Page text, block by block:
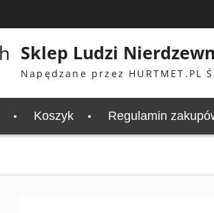
Sklep Ludzi
Napędzane przez HURTMET.PL
Koszyk Regulamin